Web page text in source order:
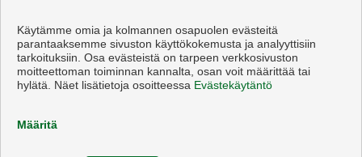
Asunnot ja talo myytävänä Navia
Käytämme omia ja kolmannen osapuolen evästeitä
parantaaksemme sivuston käyttökokemusta ja analyyttisiin
tarkoituksiin. Osa evästeistä on tarpeen verkkosivuston
moitteettoman toiminnan kannalta, osan voit määrittää tai
hylätä. Näet lisätietoja osoitteessa Evästekäytäntö
Määritä